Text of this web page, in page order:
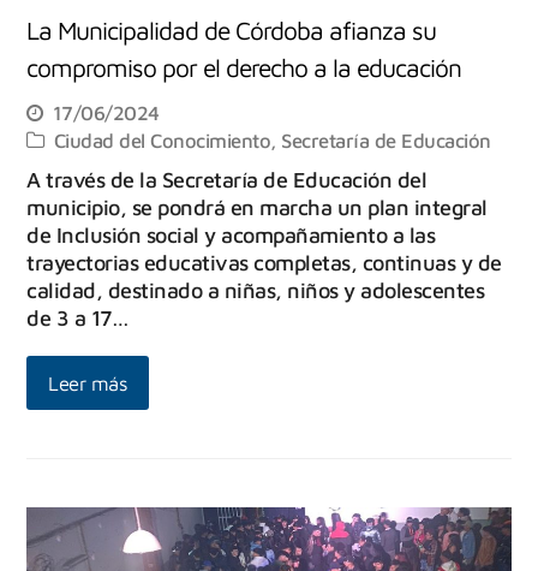
La Municipalidad de Córdoba afianza su
compromiso por el derecho a la educación
17/06/2024
Ciudad del Conocimiento, Secretaría de Educación
A través de la Secretaría de Educación del
municipio, se pondrá en marcha un plan integral
de Inclusión social y acompañamiento a las
trayectorias educativas completas, continuas y de
calidad, destinado a niñas, niños y adolescentes
de 3 a 17…
Leer más